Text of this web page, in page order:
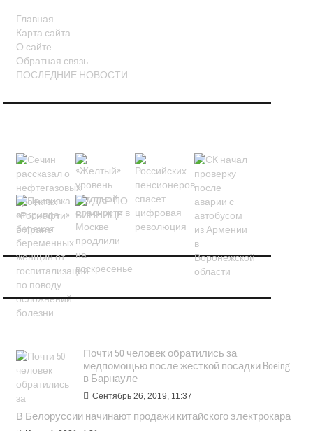
Главная
Карта сайта
О сайте
Обратная связь
ПОСЛЕДНИЕ НОВОСТИ
Почти 50 человек обратились за
медпомощью после жесткой посадки Boeing
в Барнауле
Сентябрь 26, 2019, 11:37
В Белоруссии начинают продажи китайского электрокара